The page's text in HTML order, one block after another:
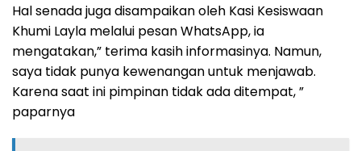
Hal senada juga disampaikan oleh Kasi Kesiswaan
Khumi Layla melalui pesan WhatsApp, ia
mengatakan,” terima kasih informasinya. Namun,
saya tidak punya kewenangan untuk menjawab.
Karena saat ini pimpinan tidak ada ditempat, ”
paparnya